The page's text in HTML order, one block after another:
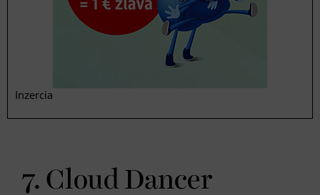
vzhľade.
7. Cloud Dancer
Inzercia